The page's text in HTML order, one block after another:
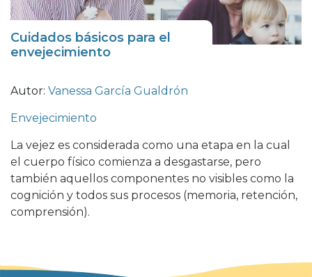
Cuidados básicos para el
envejecimiento
Autor: Vanessa García Gualdrón
Envejecimiento
La vejez es considerada como una etapa en la cual
el cuerpo físico comienza a desgastarse, pero
también aquellos componentes no visibles como la
cognición y todos sus procesos (memoria, retención,
comprensión).